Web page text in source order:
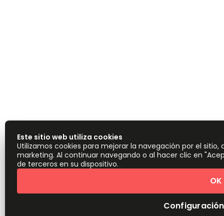
Este sitio web utiliza cookies
Utilizamos cookies para mejorar la navegación por el
marketing. Al continuar navegando o al hacer clic en
de terceros en su dispositivo.
OK